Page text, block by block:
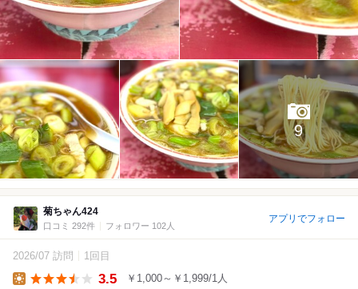
9
菊ちゃん424
口コミ 292件 フォロワー 102人
アプリでフォロー
2026/07 訪問 1回目
3.5 ￥1,000～￥1,999/1人